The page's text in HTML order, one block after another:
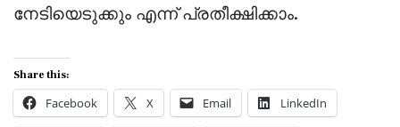
നേടിയെടുക്കും എന്ന് പ്രതീക്ഷിക്കാം.
Share this:
Facebook X Email LinkedIn